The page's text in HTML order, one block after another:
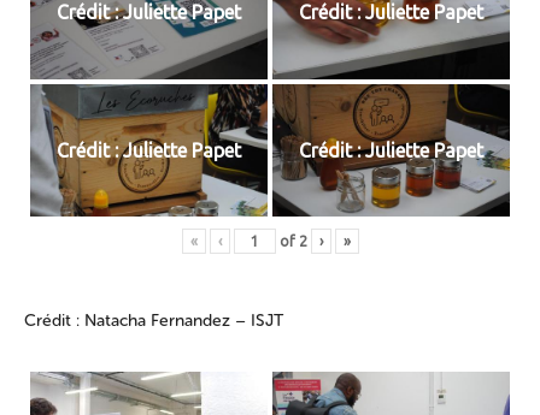
Crédit : Juliette Papet Crédit : Juliette Papet
Crédit : Juliette Papet Crédit : Juliette Papet
« ‹ of 2 › »
Crédit : Natacha Fernandez – ISJT